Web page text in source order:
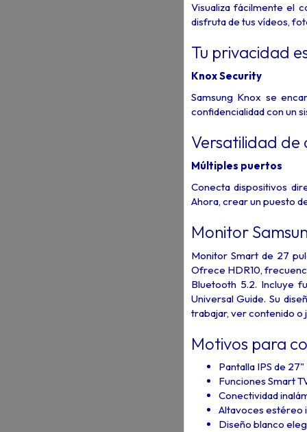
Visualiza fácilmente el
disfruta de tus vídeos,
Tu privacidad
Knox Security
Samsung Knox se
confidencialidad con un
Versatilidad de
Múltiples puertos
Conecta dispositivos
Ahora, crear un puesto
Monitor
Monitor Smart de 27
Ofrece HDR10,
Bluetooth 5.2. Incluye
Universal Guide. Su
trabajar, ver contenido o
Motivos para
Pantalla IPS de
Funciones Smart
Conectividad
Altavoces estéreo
Diseño blanco